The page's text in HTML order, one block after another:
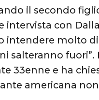
il secondo
intervista con
intendere molto
salteranno
33enne e ha
americana